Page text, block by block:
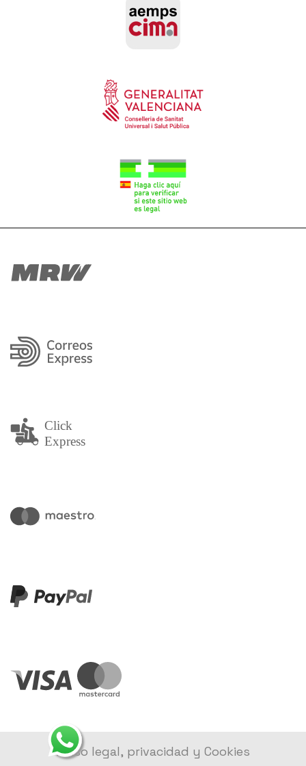
Aviso legal, privacidad y Cookies